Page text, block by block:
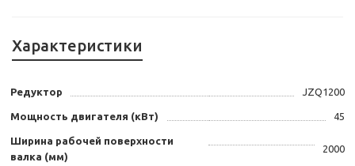
Характеристики
Редуктор JZQ1200
Мощность двигателя (кВт) 45
Ширина рабочей поверхности
валка (мм)
2000